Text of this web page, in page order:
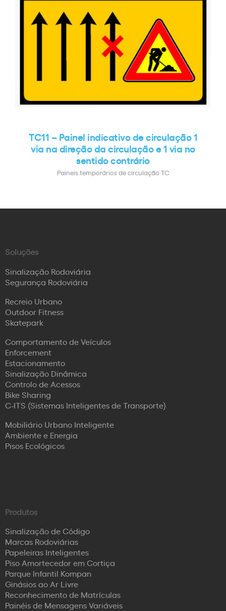
TC11 – Painel indicativo de circulação 1
via na direção da circulação e 1 via no
sentido contrário
Paineis temporários de circulação TC
Soluções
Sinalização Rodoviária
Segurança Rodoviária
Recreio Urbano
Outdoor Fitness
Skatepark
Comportamento de Veículos
Enforcement
Estacionamento
Sinalização Dinâmica
Controlo de Acessos
Bike Sharing
C-ITS (Sistemas Inteligentes de Transporte)
Mobiliário Urbano Inteligente
Ambiente e Energia
Pisos Ecológicos
Produtos
Sinalização de Código
Marcas Rodoviárias
Papeleiras Inteligentes
Piso Amortecedor em Cortiça
Parque Infantil Kompan
Ginásios ao Ar Livre
Reconhecimento de Matrículas
Painéis de Mensagens Variáveis